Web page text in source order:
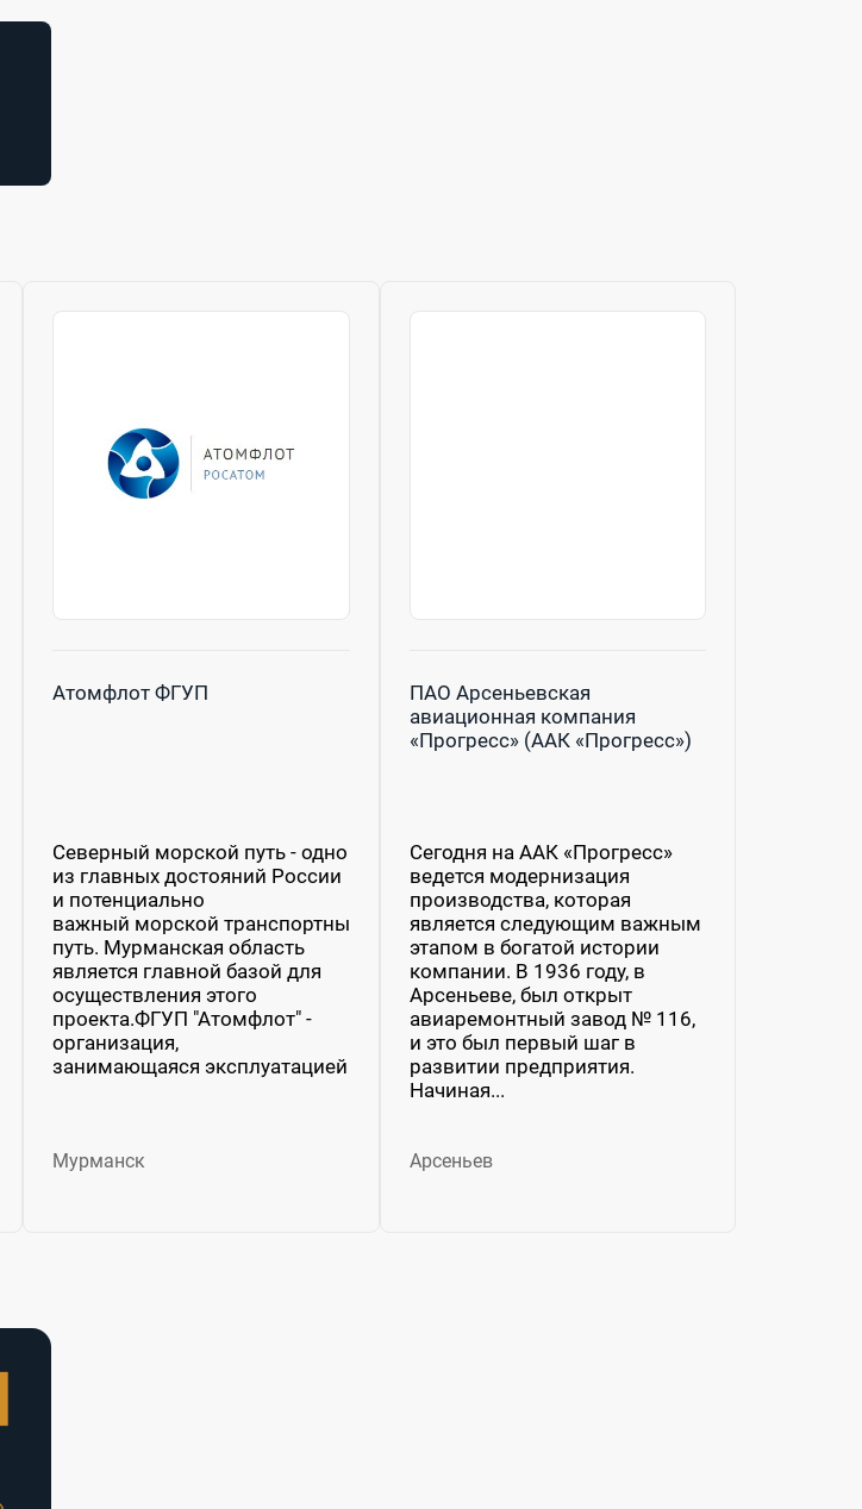
Атомфлот ФГУП
Северный морской путь - одно
из главных достояний России
и потенциально
важный морской транспортный
путь. Мурманская область
является главной базой для
осуществления этого
проекта.ФГУП "Атомфлот" -
организация,
занимающаяся эксплуатацией и обслуживанием атомного гражданского
Мурманск
ПАО Арсеньевская
авиационная компания
«Прогресс» (ААК «Прогресс»)
Сегодня на ААК «Прогресс»
ведется модернизация
производства, которая
является следующим важным
этапом в богатой истории
компании. В 1936 году, в
Арсеньеве, был открыт
авиаремонтный завод № 116,
и это был первый шаг в
развитии предприятия.
Начиная...
Арсеньев